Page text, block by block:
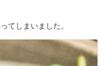
てしまいました。